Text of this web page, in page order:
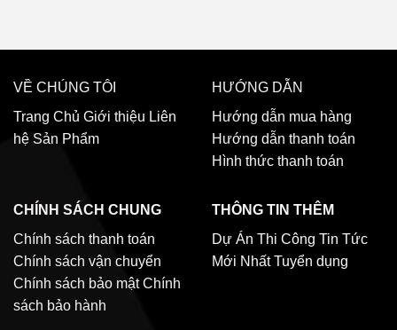
VỀ CHÚNG TÔI
Trang Chủ Giới thiệu Liên
hệ Sản Phẩm
HƯỚNG DẪN
Hướng dẫn mua hàng
Hướng dẫn thanh toán
Hình thức thanh toán
CHÍNH SÁCH CHUNG
Chính sách thanh toán
Chính sách vận chuyển
Chính sách bảo mật Chính
sách bảo hành
THÔNG TIN THÊM
Dự Án Thi Công Tin Tức
Mới Nhất Tuyển dụng